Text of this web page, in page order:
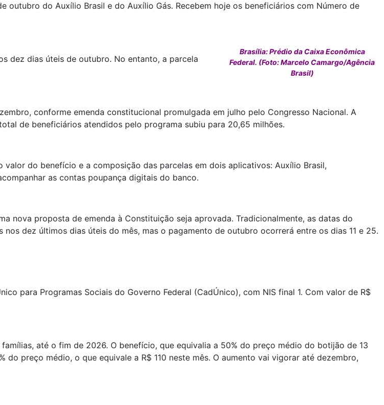
outubro do Auxílio Brasil e do Auxílio Gás. Recebem hoje os beneficiários com Número de
Brasília: Prédio da Caixa Econômica
Federal. (Foto: Marcelo Camargo/Agência
Brasil)
dez dias úteis de outubro. No entanto, a parcela
conforme emenda constitucional promulgada em julho pelo Congresso Nacional. A
de beneficiários atendidos pelo programa subiu para 20,65 milhões.
do benefício e a composição das parcelas em dois aplicativos: Auxílio Brasil,
as contas poupança digitais do banco.
nova proposta de emenda à Constituição seja aprovada. Tradicionalmente, as datas do
dez últimos dias úteis do mês, mas o pagamento de outubro ocorrerá entre os dias 11 e 25.
para Programas Sociais do Governo Federal (CadÚnico), com NIS final 1. Com valor de R$
até o fim de 2026. O benefício, que equivalia a 50% do preço médio do botijão de 13
preço médio, o que equivale a R$ 110 neste mês. O aumento vai vigorar até dezembro,